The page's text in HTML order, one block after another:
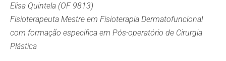
Elisa Quintela (OF 9813)
Fisioterapeuta Mestre em Fisioterapia Dermatofuncional
com formação especifica em Pós-operatório de Cirurgia
Plástica